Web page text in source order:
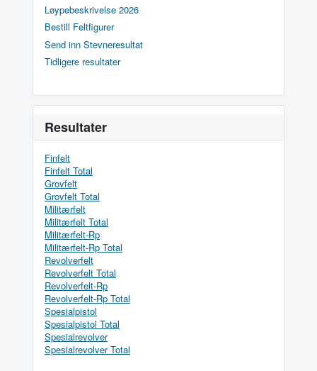
Løypebeskrivelse 2026
Bestill Feltfigurer
Send inn Stevneresultat
Tidligere resultater
Resultater
Finfelt
Finfelt Total
Grovfelt
Grovfelt Total
Militærfelt
Militærfelt Total
Militærfelt-Rp
Militærfelt-Rp Total
Revolverfelt
Revolverfelt Total
Revolverfelt-Rp
Revolverfelt-Rp Total
Spesialpistol
Spesialpistol Total
Spesialrevolver
Spesialrevolver Total